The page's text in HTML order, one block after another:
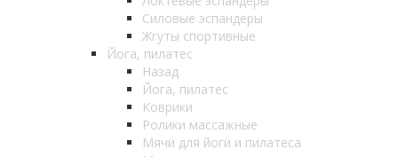
Силовые эспандеры
Жгуты спортивные
Йога, пилатес
Назад
Йога, пилатес
Коврики
Ролики массажные
Мячи для йоги и пилатеса